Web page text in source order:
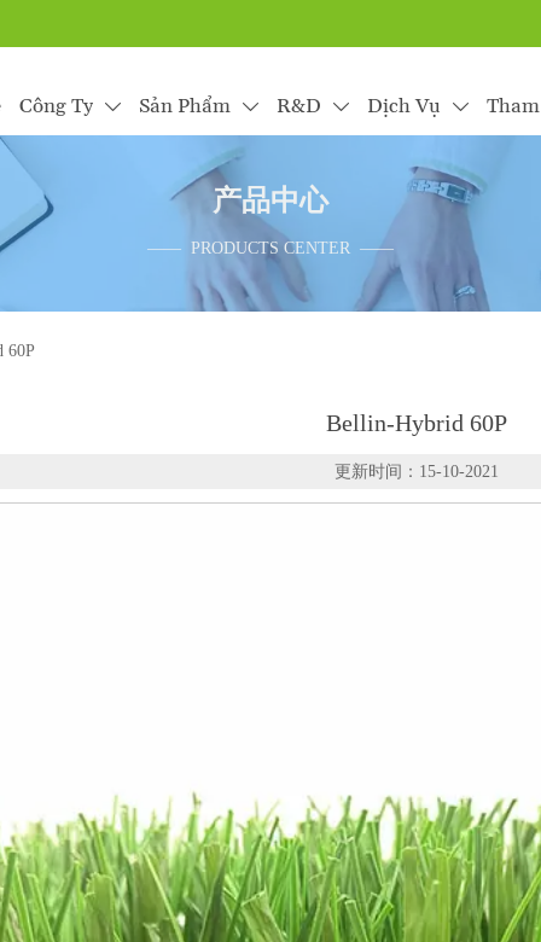
Công Ty  Sản Phẩm  R&D  Dịch Vụ 
产品中心
—— PRODUCTS CENTER ——
60P
Bellin-Hybrid 60P
更新时间：15-10-2021